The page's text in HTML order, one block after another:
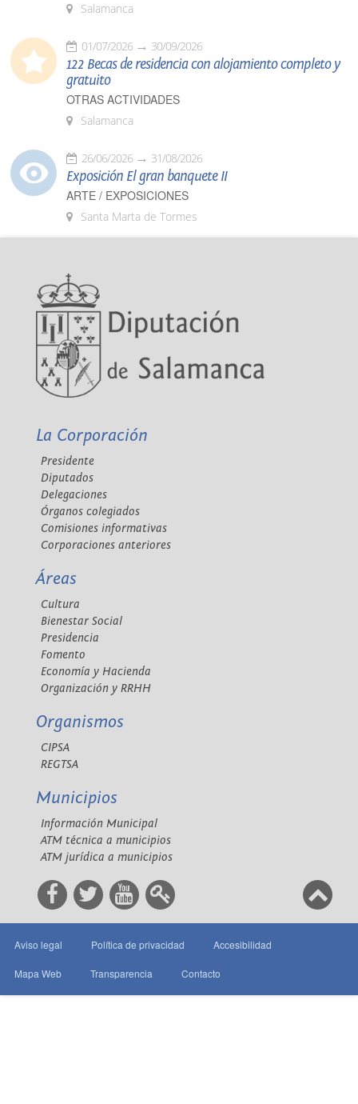
Salamanca
01/07/2026 30/09/2026
122 Becas de residencia con alojamiento completo y
gratuito
OTRAS ACTIVIDADES
Salamanca
26/06/2026 31/08/2026
Exposición El gran banquete II
ARTE / EXPOSICIONES
Santa Marta de Tormes
La Corporación
Presidente
Diputados
Delegaciones
Órganos colegiados
Comisiones informativas
Corporaciones anteriores
Áreas
Cultura
Bienestar Social
Presidencia
Fomento
Economía y Hacienda
Organización y RRHH
Organismos
CIPSA
REGTSA
Municipios
Información Municipal
ATM técnica a municipios
ATM jurídica a municipios
Aviso legal Política de privacidad Accesibilidad
Mapa Web Transparencia Contacto